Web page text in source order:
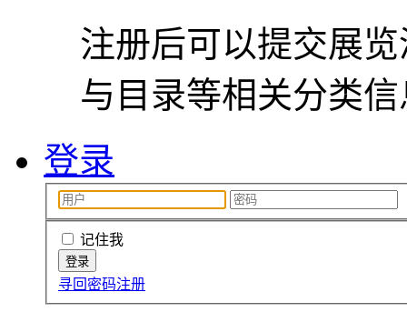
注册后可以提交展
与目录等相关分类
登录
记住我
寻回密码注册